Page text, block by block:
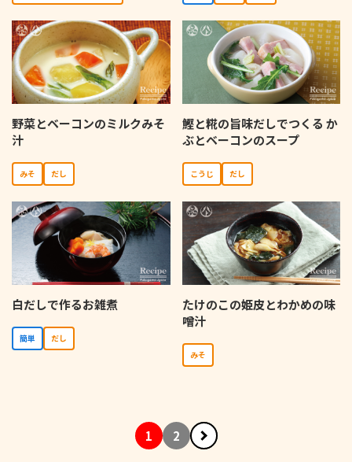
野菜とベーコンのミルクみそ
汁
みそ だし
鰹と糀の旨味だしでつくる か
ぶとベーコンのスープ
こうじ だし
白だしで作るお雑煮
簡単 だし
たけのこの姫皮とわかめの味
噌汁
みそ
1 2